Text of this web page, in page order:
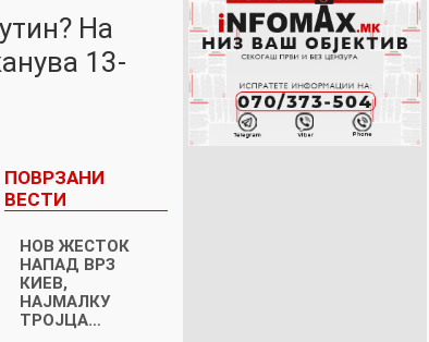
На
13-
ПОВРЗАНИ
ВЕСТИ
НОВ ЖЕСТОК
НАПАД ВРЗ
КИЕВ,
НАЈМАЛКУ
ТРОЈЦА…